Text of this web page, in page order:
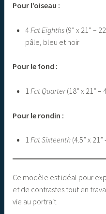
Pour l’oiseau :
4 Fat Eighths(9” x 21” –
pâle, bleu et noir
Pour le fond :
1 Fat Quarter(18” x 21” –
Pour le rondin :
1 Fat Sixteenth(4.5” x
Ce modèle est idéal pour
et de contrastes tout en
vie au portrait.